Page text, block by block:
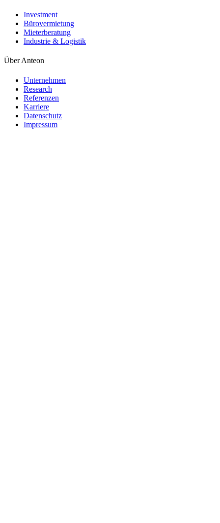
Investment
Bürovermietung
Mieterberatung
Industrie & Logistik
Über Anteon
Unternehmen
Research
Referenzen
Karriere
Datenschutz
Impressum